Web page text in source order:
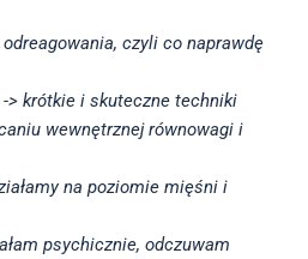
czyli co naprawdę
> krótkie i skuteczne techniki
wewnętrznej równowagi i
na poziomie mięśni i
psychicznie, odczuwam